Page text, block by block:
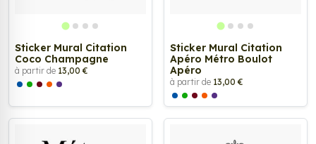
Sticker Mural Citation
Coco Champagne
à partir de 13,00 €
Sticker Mural Citation
Apéro Métro Boulot
Apéro
à partir de 13,00 €